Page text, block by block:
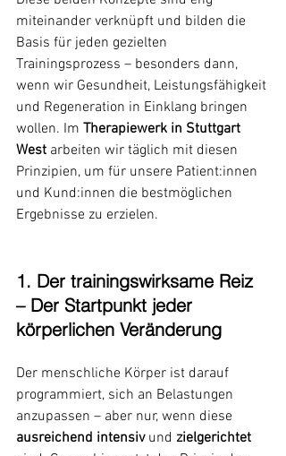
miteinander verknüpft und bilden die
Basis für jeden gezielten
Trainingsprozess – besonders dann,
wenn wir Gesundheit, Leistungsfähigkeit
und Regeneration in Einklang bringen
wollen. Im Therapiewerk in Stuttgart
West arbeiten wir täglich mit diesen
Prinzipien, um für unsere Patient:innen
und Kund:innen die bestmöglichen
Ergebnisse zu erzielen.
1. Der trainingswirksame Reiz
– Der Startpunkt jeder
körperlichen Veränderung
Der menschliche Körper ist darauf
programmiert, sich an Belastungen
anzupassen – aber nur, wenn diese
ausreichend intensiv und zielgerichtet